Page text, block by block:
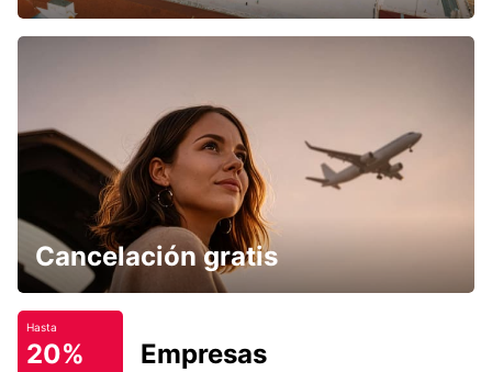
Cancelación gratis
Hasta
20% Empresas